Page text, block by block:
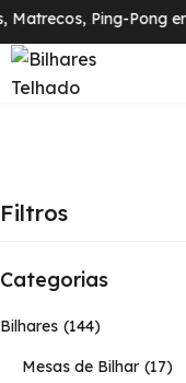
Ping-Pong
Filtros
Categorias
Bilhares 144
Mesas de Bilhar 17